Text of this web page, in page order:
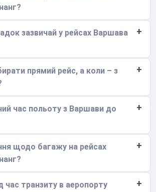
зазвичай у рейсах Варшава
прямий рейс, а коли – з
час польоту з Варшави до
щодо багажу на рейсах
час транзиту в аеропорту